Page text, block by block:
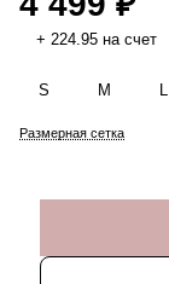
+ 224.95 на счет
S M L
Размерная сетка